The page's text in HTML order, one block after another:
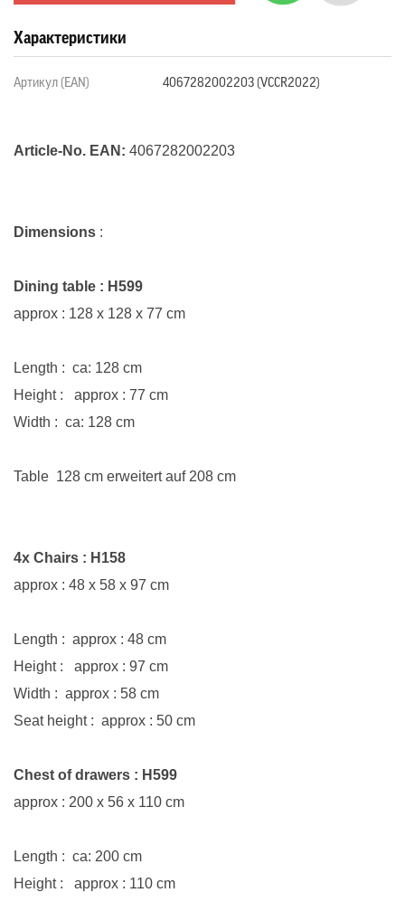
Характеристики
Артикул (EAN) 4067282002203 (VCCR2022)
Article-No. EAN: 4067282002203
Dimensions :
Dining table : H599
approx : 128 x 128 x 77 cm
Length : ca: 128 cm
Height : approx : 77 cm
Width : ca: 128 cm
Table 128 cm erweitert auf 208 cm
4x Chairs : H158
approx : 48 x 58 x 97 cm
Length : approx : 48 cm
Height : approx : 97 cm
Width : approx : 58 cm
Seat height : approx : 50 cm
Chest of drawers : H599
approx : 200 x 56 x 110 cm
Length : ca: 200 cm
Height : approx : 110 cm